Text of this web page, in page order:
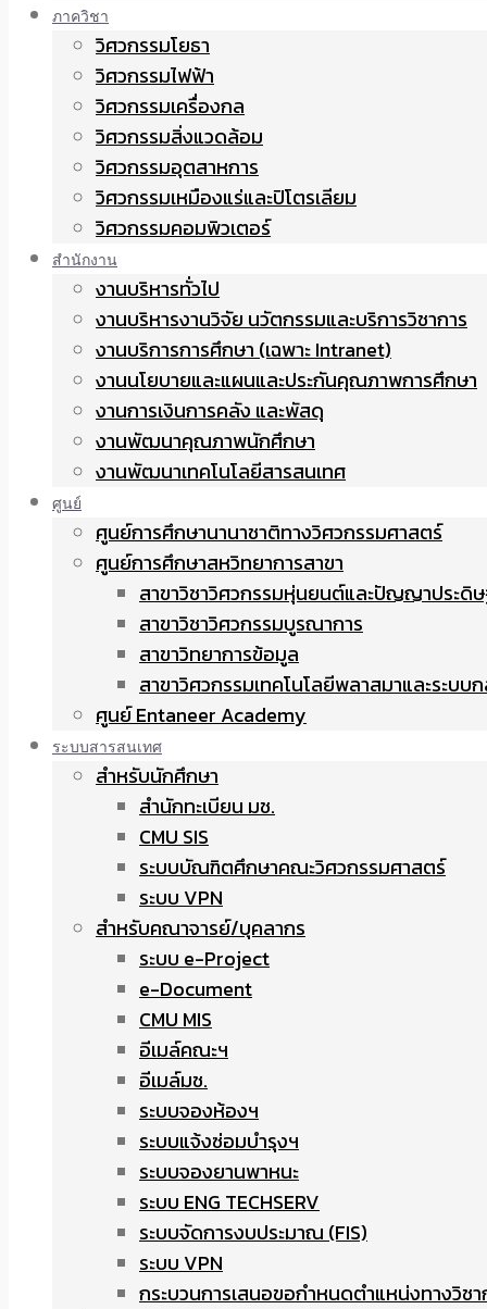
ภาควิชา
วิศวกรรมโยธา
วิศวกรรมไฟฟ้า
วิศวกรรมเครื่องกล
วิศวกรรมสิ่งแวดล้อม
วิศวกรรมอุตสาหการ
วิศวกรรมเหมืองแร่และปิโตรเลียม
วิศวกรรมคอมพิวเตอร์
สำนักงาน
งานบริหารทั่วไป
งานบริหารงานวิจัย นวัตกรรมและบริการวิชาการ
งานบริการการศึกษา (เฉพาะ Intranet)
งานนโยบายและแผนและประกันคุณภาพการศึกษา
งานการเงินการคลัง และพัสดุ
งานพัฒนาคุณภาพนักศึกษา
งานพัฒนาเทคโนโลยีสารสนเทศ
ศูนย์
ศูนย์การศึกษานานาชาติทางวิศวกรรมศาสตร์
ศูนย์การศึกษาสหวิทยาการสาขา
สาขาวิชาวิศวกรรมหุ่นยนต์และปัญญาประดิ
สาขาวิชาวิศวกรรมบูรณาการ
สาขาวิทยาการข้อมูล
สาขาวิศวกรรมเทคโนโลยีพลาสมาและระบบ
ศูนย์ Entaneer Academy
ระบบสารสนเทศ
สำหรับนักศึกษา
สำนักทะเบียน มช.
CMU SIS
ระบบบัณฑิตศึกษาคณะวิศวกรรมศาสตร์
ระบบ VPN
สำหรับคณาจารย์/บุคลากร
ระบบ e-Project
e-Document
CMU MIS
อีเมล์คณะฯ
อีเมล์มช.
ระบบจองห้องฯ
ระบบแจ้งซ่อมบำรุงฯ
ระบบจองยานพาหนะ
ระบบ ENG TECHSERV
ระบบจัดการงบประมาณ (FIS)
ระบบ VPN
กระบวนการเสนอขอกำหนดตำแหน่งทางวิช